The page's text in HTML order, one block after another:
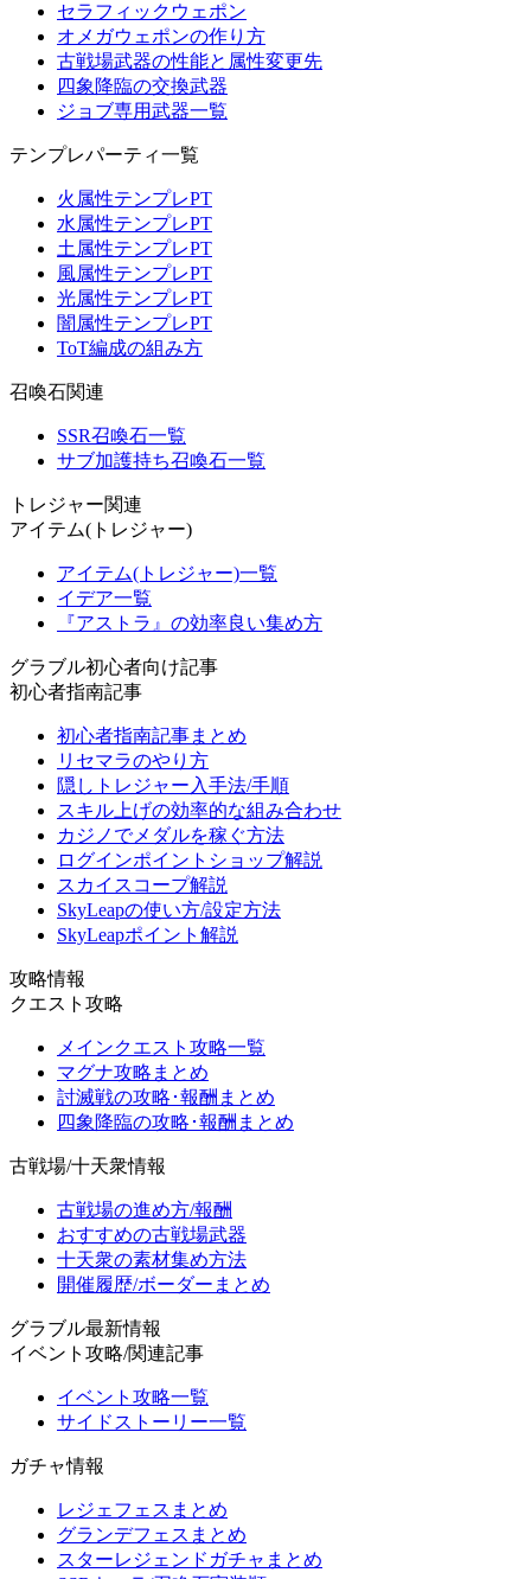
セラフィックウェポン
オメガウェポンの作り方
古戦場武器の性能と属性変更先
四象降臨の交換武器
ジョブ専用武器一覧
テンプレパーティ一覧
火属性テンプレPT
水属性テンプレPT
土属性テンプレPT
風属性テンプレPT
光属性テンプレPT
闇属性テンプレPT
ToT編成の組み方
召喚石関連
SSR召喚石一覧
サブ加護持ち召喚石一覧
トレジャー関連
アイテム(トレジャー)
アイテム(トレジャー)一覧
イデア一覧
『アストラ』の効率良い集め方
グラブル初心者向け記事
初心者指南記事
初心者指南記事まとめ
リセマラのやり方
隠しトレジャー入手法/手順
スキル上げの効率的な組み合わせ
カジノでメダルを稼ぐ方法
ログインポイントショップ解説
スカイスコープ解説
SkyLeapの使い方/設定方法
SkyLeapポイント解説
攻略情報
クエスト攻略
メインクエスト攻略一覧
マグナ攻略まとめ
討滅戦の攻略･報酬まとめ
四象降臨の攻略･報酬まとめ
古戦場/十天衆情報
古戦場の進め方/報酬
おすすめの古戦場武器
十天衆の素材集め方法
開催履歴/ボーダーまとめ
グラブル最新情報
イベント攻略/関連記事
イベント攻略一覧
サイドストーリー一覧
ガチャ情報
レジェフェスまとめ
グランデフェスまとめ
スターレジェンドガチャまとめ